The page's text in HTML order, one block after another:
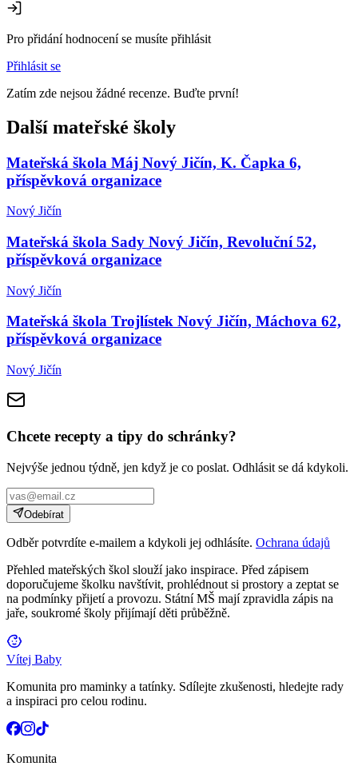
Pro přidání hodnocení se musíte přihlásit
Přihlásit se
Zatím zde nejsou žádné recenze. Buďte první!
Další mateřské školy
Mateřská škola Máj Nový Jičín, K. Čapka 6,
příspěvková organizace
Nový Jičín
Mateřská škola Sady Nový Jičín, Revoluční 52,
příspěvková organizace
Nový Jičín
Mateřská škola Trojlístek Nový Jičín, Máchova 62,
příspěvková organizace
Nový Jičín
Chcete recepty a tipy do schránky?
Nejvýše jednou týdně, jen když je co poslat. Odhlásit se dá kdykoli.
Odebírat
Odběr potvrdíte e-mailem a kdykoli jej odhlásíte. Ochrana údajů
Přehled mateřských škol slouží jako inspirace. Před zápisem
doporučujeme školku navštívit, prohlédnout si prostory a zeptat se
na podmínky přijetí a provozu. Státní MŠ mají zpravidla zápis na
jaře, soukromé školy přijímají děti průběžně.
Vítej Baby
Komunita pro maminky a tatínky. Sdílejte zkušenosti, hledejte rady
a inspiraci pro celou rodinu.
Komunita